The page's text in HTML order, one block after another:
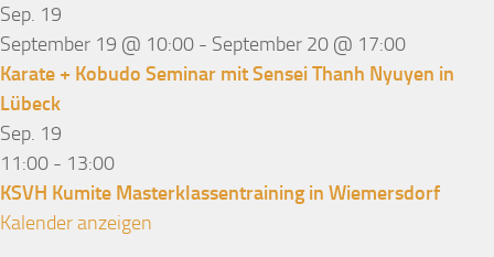
Sep. 19
September 19 @ 10:00 - September 20 @ 17:00
Karate + Kobudo Seminar mit Sensei Thanh Nyuyen in
Lübeck
Sep. 19
11:00 - 13:00
KSVH Kumite Masterklassentraining in Wiemersdorf
Kalender anzeigen